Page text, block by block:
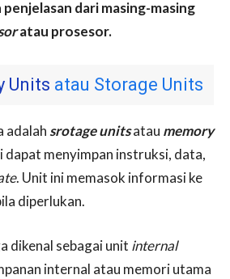
penjelasan dari masing-masing
atau prosesor.
Units atau Storage Units
adalah srotage unitsatau memory
dapat menyimpan instruksi, data,
. Unit ini memasok informasi ke
diperlukan.
dikenal sebagai unit internal
internal atau memori utama